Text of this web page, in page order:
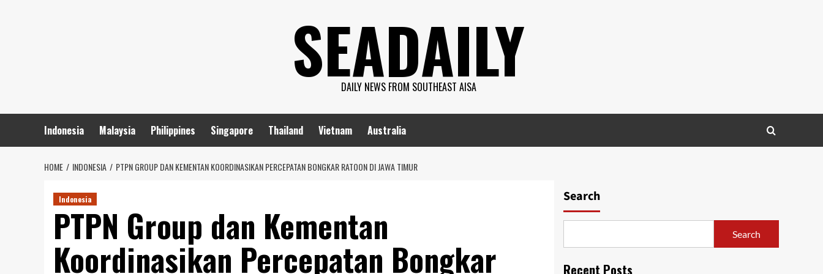
SEADAILY
DAILY NEWS FROM SOUTHEAST AISA
Indonesia Malaysia Philippines Singapore Thailand Vietnam Australia
HOME INDONESIA PTPN GROUP DAN KEMENTAN KOORDINASIKAN PERCEPATAN BONGKAR RATOON DI JAWA TIMUR
Indonesia
PTPN Group dan Kementan
Koordinasikan Percepatan Bongkar
Search
Search
Recent Posts